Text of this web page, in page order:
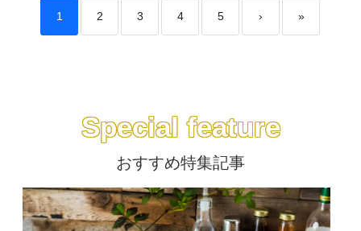
1 2 3 4 5 › »
Special feature
おすすめ特集記事